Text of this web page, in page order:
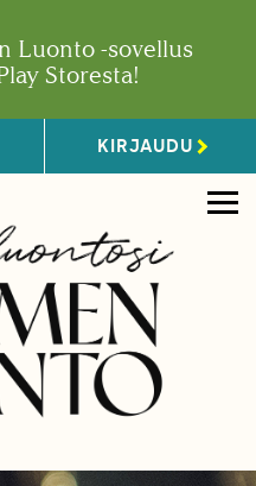
Luonto -sovellus
Storesta!
KIRJAUDU